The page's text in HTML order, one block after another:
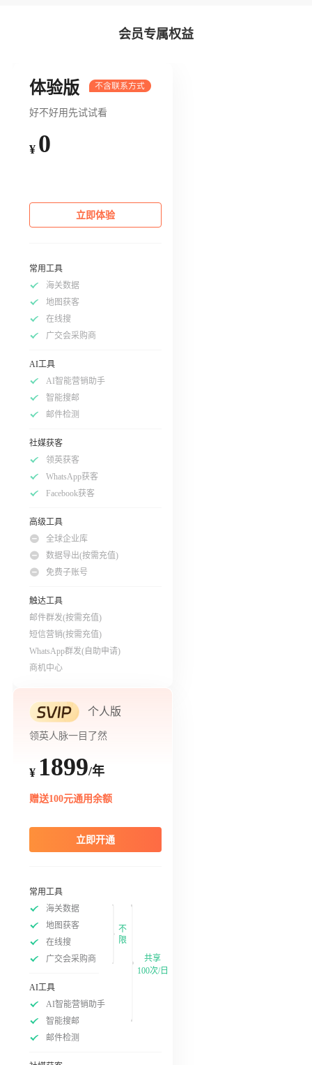
会员专属权益
体验版
好不好用先试试看
¥ 0
立即体验
常用工具
海关数据
地图获客
在线搜
广交会采购商
AI工具
AI智能营销助手
智能搜邮
邮件检测
社媒获客
领英获客
WhatsApp获客
Facebook获客
高级工具
全球企业库
数据导出(按需充值)
免费子账号
触达工具
邮件群发(按需充值)
短信营销(按需充值)
WhatsApp群发(自助申请)
商机中心
个人版
领英人脉一目了然
¥ 1899/年
赠送100元通用余额
立即开通
常用工具
海关数据
地图获客
在线搜
广交会采购商
不
限
AI工具
AI智能营销助手
智能搜邮
邮件检测
共享
100次/日